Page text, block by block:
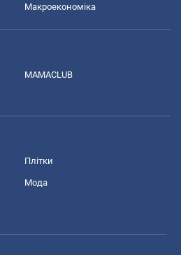
Макроекономіка
MAMACLUB
Плітки
Мода